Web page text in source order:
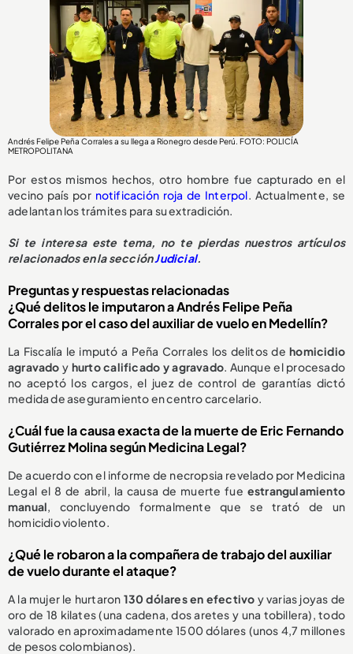
Andrés Felipe Peña Corrales a su llega a Rionegro desde Perú. FOTO: POLICÍA
METROPOLITANA
Por estos mismos hechos, otro hombre fue capturado en el
vecino país por notificación roja de Interpol. Actualmente, se
adelantan los trámites para su extradición.
Si te interesa este tema, no te pierdas nuestros artículos
relacionados en la secciónJudicial.
Preguntas y respuestas relacionadas
¿Qué delitos le imputaron a Andrés Felipe Peña
Corrales por el caso del auxiliar de vuelo en Medellín?
La Fiscalía le imputó a Peña Corrales los delitos dehomicidio
agravado y hurto calificado y agravado. Aunque el procesado
no aceptó los cargos, el juez de control de garantías dictó
medida de aseguramiento en centro carcelario.
¿Cuál fue la causa exacta de la muerte de Eric Fernando
Gutiérrez Molina según Medicina Legal?
De acuerdo con el informe de necropsia revelado por Medicina
Legal el 8 de abril, la causa de muerte fue estrangulamiento
manual, concluyendo formalmente que se trató de un
homicidio violento.
¿Qué le robaron a la compañera de trabajo del auxiliar
de vuelo durante el ataque?
A la mujer le hurtaron 130 dólares en efectivo y varias joyas de
oro de 18 kilates (una cadena, dos aretes y una tobillera), todo
valorado en aproximadamente 1500 dólares (unos 4,7 millones
de pesos colombianos).